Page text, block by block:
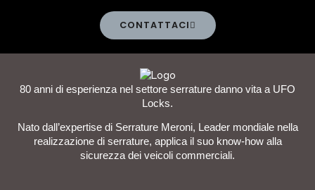
CONTATTACI
80 anni di esperienza nel settore serrature danno vita a UFO
Locks.
Nato dall’expertise di Serrature Meroni, Leader mondiale nella
realizzazione di serrature, applica il suo know-how alla
sicurezza dei veicoli commerciali.